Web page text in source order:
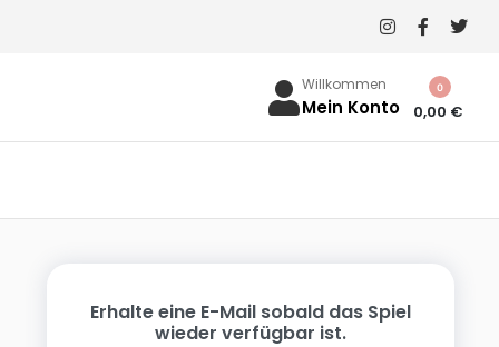
Willkommen
Mein Konto 0,00 €
0
Erhalte eine E-Mail sobald das Spiel
wieder verfügbar ist.